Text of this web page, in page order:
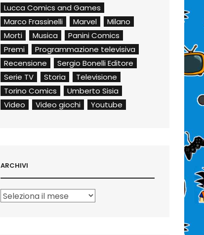
Lucca Comics and Games
Marco Frassinelli
Marvel
Milano
Morti
Musica
Panini Comics
Premi
Programmazione televisiva
Recensione
Sergio Bonelli Editore
Serie TV
Storia
Televisione
Torino Comics
Umberto Sisia
Video
Video giochi Youtube
ARCHIVI
Archivi